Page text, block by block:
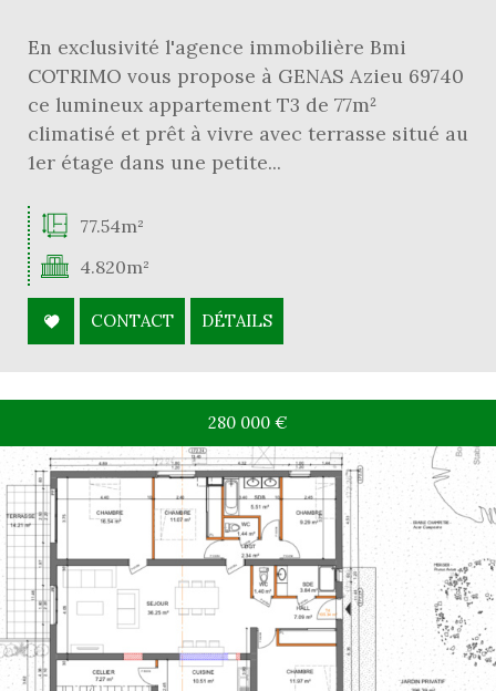
En exclusivité l'agence immobilière Bmi
COTRIMO vous propose à GENAS Azieu 69740
ce lumineux appartement T3 de 77m²
climatisé et prêt à vivre avec terrasse situé au
1er étage dans une petite...
77.54m²
4.820m²
CONTACT DÉTAILS
280 000 €